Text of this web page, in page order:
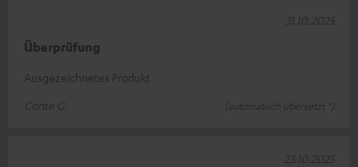
Überprüfung
Ausgezeichnetes Produkt
Conte G.
(automatisch übersetzt *)
31.10.2025
23.10.2025